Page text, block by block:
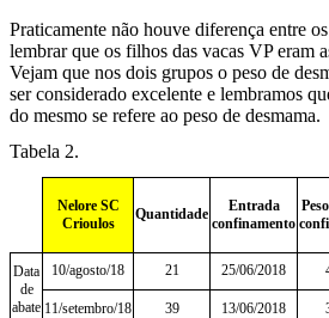
Praticamente não houve diferença entre
lembrar que os filhos das vacas VP eram
Vejam que nos dois grupos o peso de
ser considerado excelente e lembramos
do mesmo se refere ao peso de desmama.
Tabela 2.
Nelore SC
Crioulos
Quantidade
Entrada
confinamento
Data
de
abate
10/agosto/18 21 25/06/2018
11/setembro/18 39 13/06/2018